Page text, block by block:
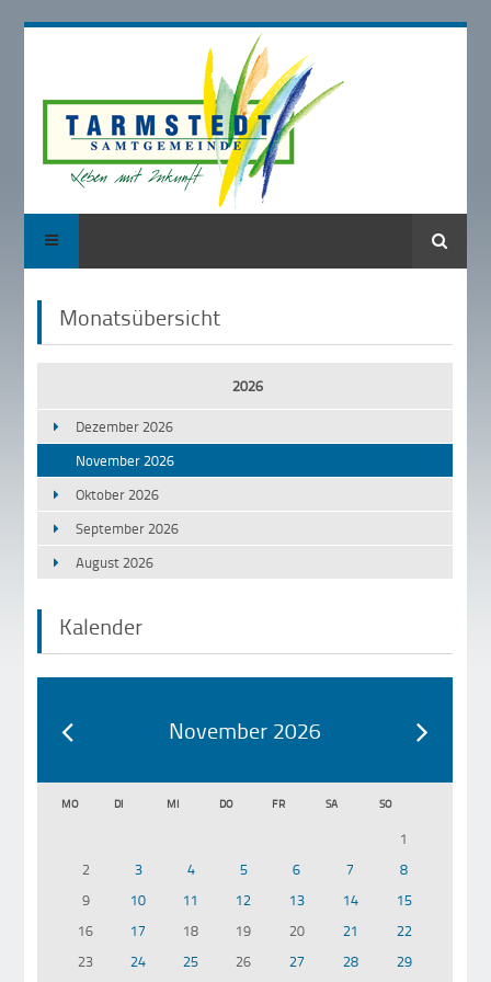
Suche
Monatsübersicht
2026
Dezember 2026
November 2026
Oktober 2026
September 2026
August 2026
Kalender
November 2026
MO DI MI DO FR SA SO
1
2
3 4 5 6 7
8
9
10 11 12 13 14
15
16
17 18 19 20 21
22
23
24 25 26 27 28 29